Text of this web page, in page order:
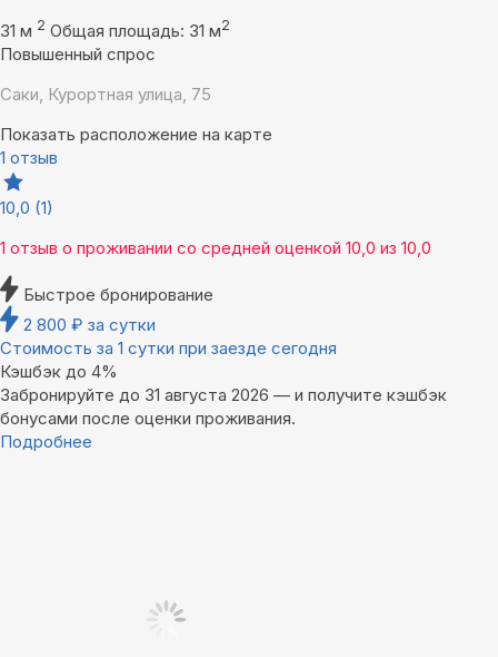
31 м 2 Общая площадь: 31 м2
Повышенный спрос
Саки, Курортная улица, 75
Показать расположение на карте
1 отзыв
10,0 (1)
1 отзыв о проживании со средней оценкой 10,0 из 10,0
Быстрое бронирование
2 800 ₽ за сутки
Стоимость за 1 сутки при заезде сегодня
Кэшбэк до 4%
Забронируйте до 31 августа 2026 — и получите кэшбэк
бонусами после оценки проживания.
Подробнее